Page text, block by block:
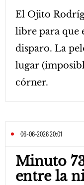
El Ojito
libre para que
disparo. La
lugar
córner.
06-06-2026 20:01
Minuto
entre la